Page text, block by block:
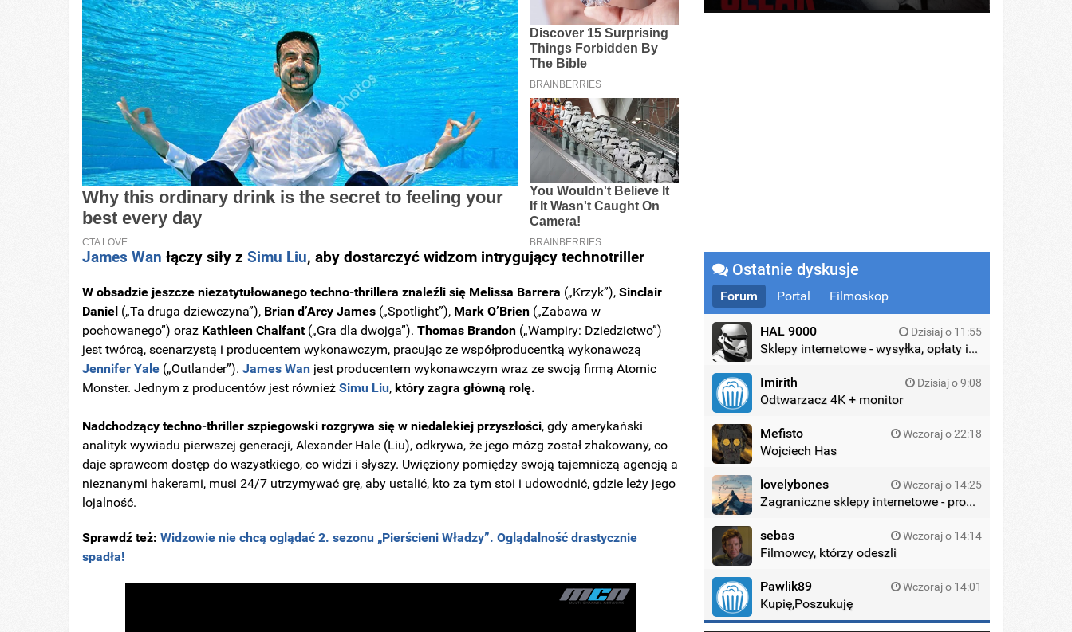
James Wan łączy siły zSimu Liu, aby dostarczyć widzom intrygujący technotriller
W obsadzie jeszcze niezatytułowanego techno-thrillera znaleźli się Melissa Barrera („Krzyk”),Sinclair
Daniel („Ta druga dziewczyna”), Brian d’Arcy James („Spotlight”), Mark O’Brien („Zabawa w
pochowanego”) oraz Kathleen Chalfant(„Gra dla dwojga”).Thomas Brandon („Wampiry: Dziedzictwo”)
jest twórcą, scenarzystą i producentem wykonawczym, pracując ze współproducentką wykonawczą
Jennifer Yale („Outlander”).James Wan jest producentem wykonawczym wraz ze swoją firmą Atomic
Monster. Jednym z producentów jest równieżSimu Liu,który zagra główną rolę.
Nadchodzący techno-thriller szpiegowski rozgrywa się w niedalekiej przyszłości, gdy amerykański
analityk wywiadu pierwszej generacji, Alexander Hale (Liu), odkrywa, że jego mózg został zhakowany, co
daje sprawcom dostęp do wszystkiego, co widzi i słyszy. Uwięziony pomiędzy swoją tajemniczą agencją a
nieznanymi hakerami, musi 24/7 utrzymywać grę, aby ustalić, kto za tym stoi i udowodnić, gdzie leży jego
lojalność.
Sprawdź też:Widzowie nie chcą oglądać 2. sezonu „Pierścieni Władzy”. Oglądalność drastycznie
spadła!
Ostatnie dyskusje
Forum Portal Filmoskop
HAL 9000 Dzisiaj o 11:55
Sklepy internetowe - wysyłka, opłaty itd.
Imirith Dzisiaj o 9:08
Odtwarzacz 4K + monitor
Mefisto Wczoraj o 22:18
Wojciech Has
lovelybones Wczoraj o 14:25
Zagraniczne sklepy internetowe - promocje
sebas Wczoraj o 14:14
Filmowcy, którzy odeszli
Pawlik89 Wczoraj o 14:01
Kupię,Poszukuję